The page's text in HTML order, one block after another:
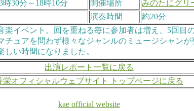
時30分～18時10分 開催場所 みのたにグリ
演奏時間
約20分
楽イベント。回を重ねる毎に参加者は増え、5回目
チュアを問わず様々なジャンルのミュージシャン
い時間になりました。
出演レポート一覧に戻る
栄オフィシャルウェブサイト トップページに戻る
kae official website